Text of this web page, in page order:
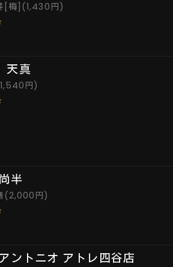
[梅](1,430円)
天真
円)
半
(2,000円)
ントニオ アトレ四谷店